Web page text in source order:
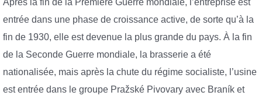
entrée dans une phase de croissance active, de sorte qu’à la
fin de 1930, elle est devenue la plus grande du pays. À la fin
de la Seconde Guerre mondiale, la brasserie a été
nationalisée, mais après la chute du régime socialiste, l’usine
est entrée dans le groupe Pražské Pivovary avec Braník et